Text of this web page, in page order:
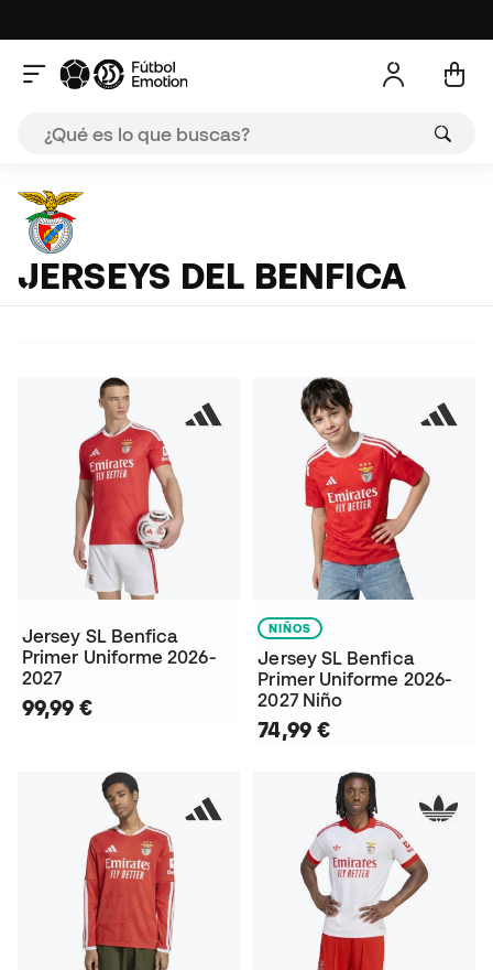
JERSEYS DEL BENFICA
Jersey SL Benfica
Primer Uniforme 2026-
2027
99,99 €
NIÑOS
Jersey SL Benfica
Primer Uniforme 2026-
2027 Niño
74,99 €